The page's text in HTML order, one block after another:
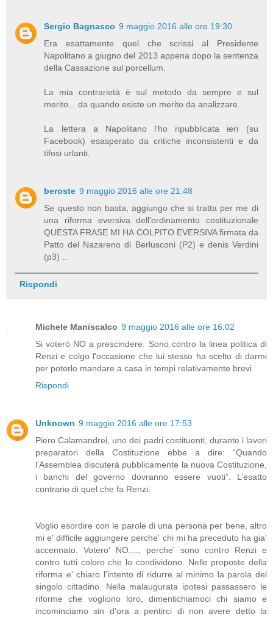
Sergio Bagnasco 9 maggio 2016 alle ore 19:30
Era esattamente quel che scrissi al Presidente
Napolitano a giugno del 2013 appena dopo la sentenza
della Cassazione sul porcellum.
La mia contrarietà è sul metodo da sempre e sul
merito... da quando esiste un merito da analizzare.
La lettera a Napolitano l'ho ripubblicata ieri (su
Facebook) esasperato da critiche inconsistenti e da
tifosi urlanti.
beroste 9 maggio 2016 alle ore 21:48
Se questo non basta, aggiungo che si tratta per me di
una riforma eversiva dell'ordinamento costituzionale
QUESTA FRASE MI HA COLPITO EVERSIVA firmata da
Patto del Nazareno di Berlusconi (P2) e denis Verdini
(p3) ..
Rispondi
Michele Maniscalco 9 maggio 2016 alle ore 16:02
Si voterò NO a prescindere. Sono contro la linea politica di
Renzi e colgo l'occasione che lui stesso ha scelto di darmi
per poterlo mandare a casa in tempi relativamente brevi.
Rispondi
Unknown 9 maggio 2016 alle ore 17:53
Piero Calamandrei, uno dei padri costituenti, durante i lavori
preparatori della Costituzione ebbe a dire: “Quando
l’Assemblea discuterà pubblicamente la nuova Costituzione,
i banchi del governo dovranno essere vuoti”. L’esatto
contrario di quel che fa Renzi.
Voglio esordire con le parole di una persona per bene, altro
mi e' difficile aggiungere perche' chi mi ha preceduto ha gia'
accennato. Votero' NO...., perche' sono contro Renzi e
contro tutti coloro che lo condividono. Nelle proposte della
riforma e' chiaro l'intento di ridurre al minimo la parola del
singolo cittadino. Nella malaugurata ipotesi passassero le
riforme che vogliono loro, dimentichiamoci chi siamo e
incominciamo sin d'ora a pentirci di non avere detto la